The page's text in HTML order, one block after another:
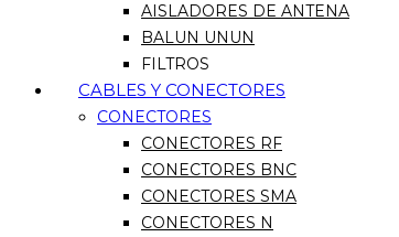
AISLADORES DE ANTENA
BALUN UNUN
FILTROS
CABLES Y CONECTORES
CONECTORES
CONECTORES RF
CONECTORES BNC
CONECTORES SMA
CONECTORES N